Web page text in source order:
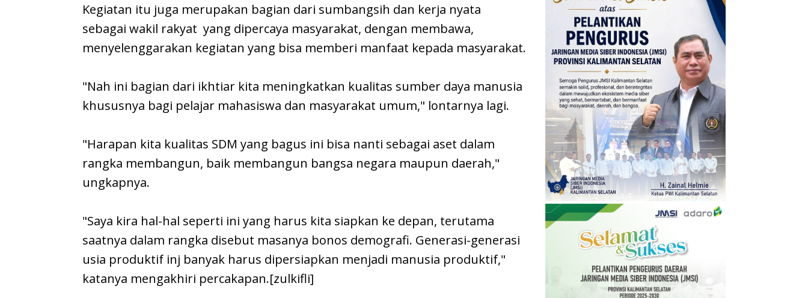
Kegiatan itu juga merupakan bagian dari sumbangsih dan kerja nyata
sebagai wakil rakyat yang dipercaya masyarakat, dengan membawa,
menyelenggarakan kegiatan yang bisa memberi manfaat kepada masyarakat.
"Nah ini bagian dari ikhtiar kita meningkatkan kualitas sumber daya manusia
khususnya bagi pelajar mahasiswa dan masyarakat umum," lontarnya lagi.
"Harapan kita kualitas SDM yang bagus ini bisa nanti sebagai aset dalam
rangka membangun, baik membangun bangsa negara maupun daerah,"
ungkapnya.
"Saya kira hal-hal seperti ini yang harus kita siapkan ke depan, terutama
saatnya dalam rangka disebut masanya bonos demografi. Generasi-generasi
usia produktif inj banyak harus dipersiapkan menjadi manusia produktif,"
katanya mengakhiri percakapan.[zulkifli]